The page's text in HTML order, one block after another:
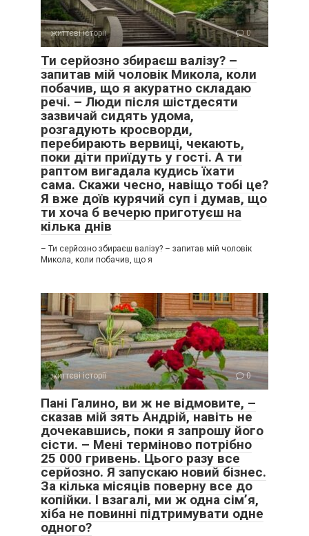
життєві історії 0
Ти серйозно збираєш валізу? –
запитав мій чоловік Микола, коли
побачив, що я акуратно складаю
речі. – Люди після шістдесяти
зазвичай сидять удома,
розгадують кросворди,
перебирають вервиці, чекають,
поки діти приїдуть у гості. А ти
раптом вигадала кудись їхати
сама. Скажи чесно, навіщо тобі це?
Я вже доїв курячий суп і думав, що
ти хоча б вечерю приготуєш на
кілька днів
– Ти серйозно збираєш валізу? – запитав мій чоловік
Микола, коли побачив, що я
життєві історії 0
Пані Галино, ви ж не відмовите, –
сказав мій зять Андрій, навіть не
дочекавшись, поки я запрошу його
сісти. – Мені терміново потрібно
25 000 гривень. Цього разу все
серйозно. Я запускаю новий бізнес.
За кілька місяців поверну все до
копійки. І взагалі, ми ж одна сім’я,
хіба не повинні підтримувати одне
одного?